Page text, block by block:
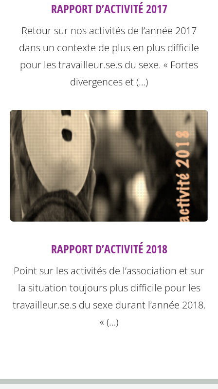
RAPPORT D’ACTIVITÉ 2017
Retour sur nos activités de l’année 2017
dans un contexte de plus en plus difficile
pour les travailleur.se.s du sexe. « Fortes
divergences et (…)
RAPPORT D’ACTIVITÉ 2018
Point sur les activités de l’association et sur
la situation toujours plus difficile pour les
travailleur.se.s du sexe durant l’année 2018.
« (…)